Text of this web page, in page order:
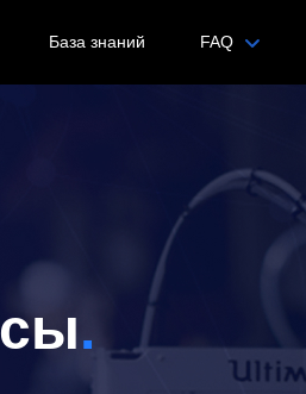
База знаний FAQ
.